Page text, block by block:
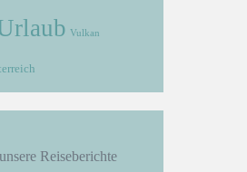
Vulkan
Reiseberichte